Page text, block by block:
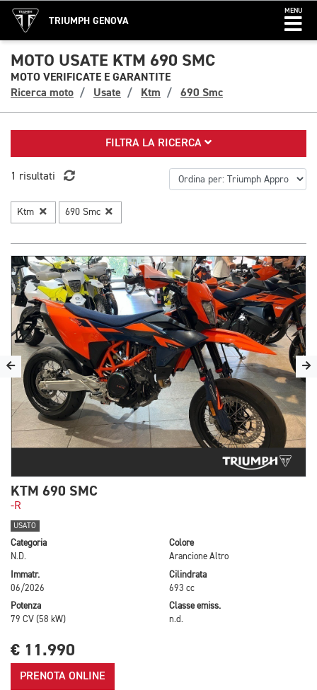
TRIUMPH GENOVA
MENU
MOTO USATE KTM 690 SMC
MOTO VERIFICATE E GARANTITE
Ricerca moto
Usate Ktm 690 Smc
FILTRA LA RICERCA
1 risultati
Ktm 690 Smc
1/2
KTM 690 SMC
-R
USATO
Categoria
N.D.
Colore
Arancione Altro
Immatr.
06/2026
Cilindrata
693 cc
Potenza
79 CV (58 kW)
Classe emiss.
n.d.
€ 11.990
PRENOTA ONLINE